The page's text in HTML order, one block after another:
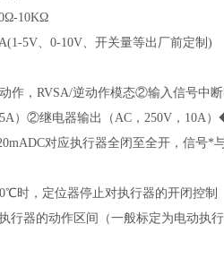
10KΩ
5V、0-10V、开关量等出厂前定制)
作，RVSA/逆动作模态②输入信号中
）②继电器输出（AC，250V，10A
对应执行器全闭至全开，信号*
时，定位器停止对执行器的开闭控制
行器的动作区间（一般标定为电动执